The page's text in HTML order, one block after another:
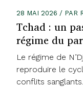
28 MAI 2026 / PAR
Tchad : un
régime du
Le régime de
reproduire le
conflits sanglants.